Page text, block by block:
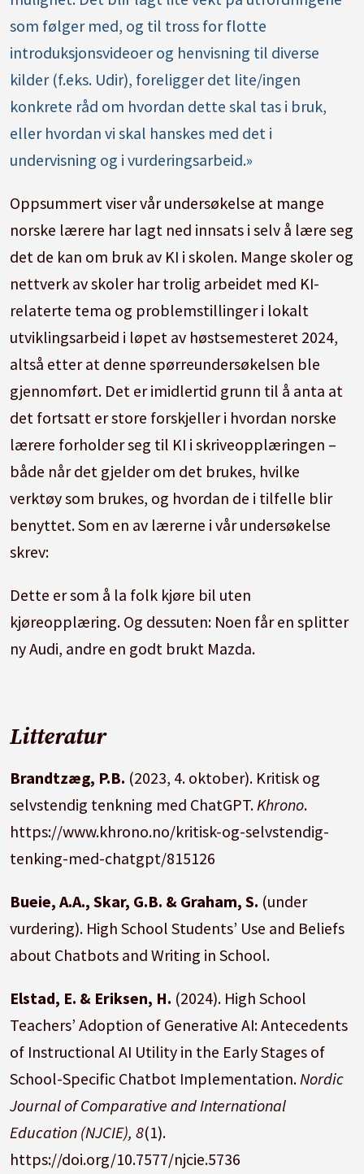
som følger med, og til tross for flotte
introduksjonsvideoer og henvisning til diverse
kilder (f.eks. Udir), foreligger det lite/ingen
konkrete råd om hvordan dette skal tas i bruk,
eller hvordan vi skal hanskes med det i
undervisning og i vurderingsarbeid.»
Oppsummert viser vår undersøkelse at mange
norske lærere har lagt ned innsats i selv å lære seg
det de kan om bruk av KI i skolen. Mange skoler og
nettverk av skoler har trolig arbeidet med KI-
relaterte tema og problemstillinger i lokalt
utviklingsarbeid i løpet av høstsemesteret 2024,
altså etter at denne spørreundersøkelsen ble
gjennomført. Det er imidlertid grunn til å anta at
det fortsatt er store forskjeller i hvordan norske
lærere forholder seg til KI i skriveopplæringen –
både når det gjelder om det brukes, hvilke
verktøy som brukes, og hvordan de i tilfelle blir
benyttet. Som en av lærerne i vår undersøkelse
skrev:
Dette er som å la folk kjøre bil uten
kjøreopplæring. Og dessuten: Noen får en splitter
ny Audi, andre en godt brukt Mazda.
Litteratur
Brandtzæg, P.B. (2023, 4. oktober). Kritisk og
selvstendig tenkning med ChatGPT.Khrono.
https://www.khrono.no/kritisk-og-selvstendig-
tenking-med-chatgpt/815126
Bueie, A.A., Skar, G.B. & Graham, S. (under
vurdering). High School Students’ Use and Beliefs
about Chatbots and Writing in School.
Elstad, E. & Eriksen, H. (2024). High School
Teachers’ Adoption of Generative AI: Antecedents
of Instructional AI Utility in the Early Stages of
School-Specific Chatbot Implementation. Nordic
Journal of Comparative and International
Education (NJCIE), 8(1).
https://doi.org/10.7577/njcie.5736